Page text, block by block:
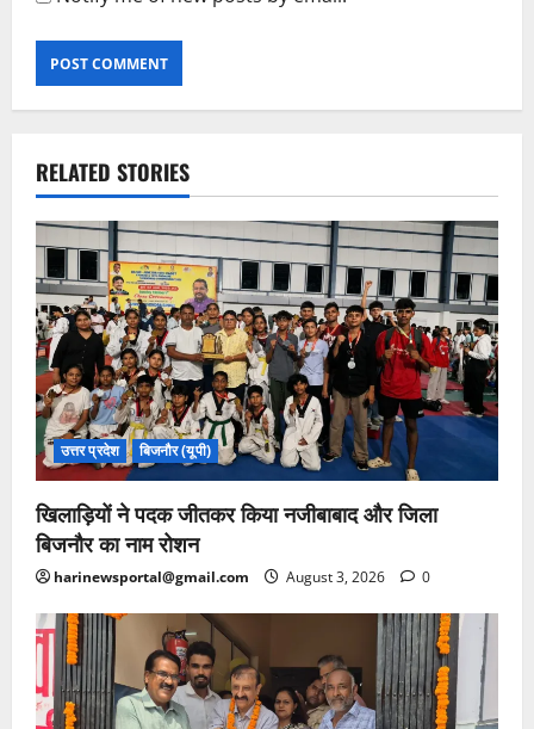
RELATED STORIES
उत्तर प्रदेश बिजनौर (यूपी)
खिलाड़ियों ने पदक जीतकर किया नजीबाबाद और जिला
बिजनौर का नाम रोशन
harinewsportal@gmail.com August 3, 2026 0